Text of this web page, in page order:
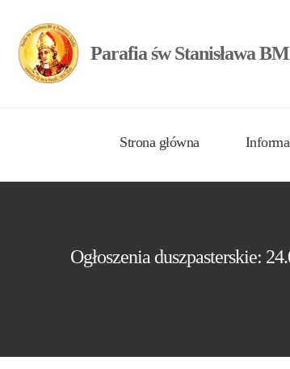
Parafia św Stanisława
Strona główna
Ogłoszenia duszpasterskie: